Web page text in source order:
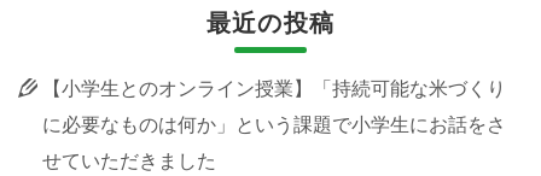
最近の投稿
【小学生とのオンライン授業】「持続可能な米づくり
に必要なものは何か」という課題で小学生にお話をさ
せていただきました